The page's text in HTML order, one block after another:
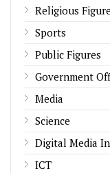
Religious
Sports
Public Figures
Government
Media
Science
Digital Media
ICT